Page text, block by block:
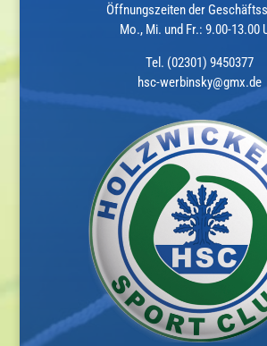
Öffnungszeiten der
Mo., Mi. und Fr.: 9.00-13.00
Tel. (02301) 9450377
hsc-werbinsky@gmx.de